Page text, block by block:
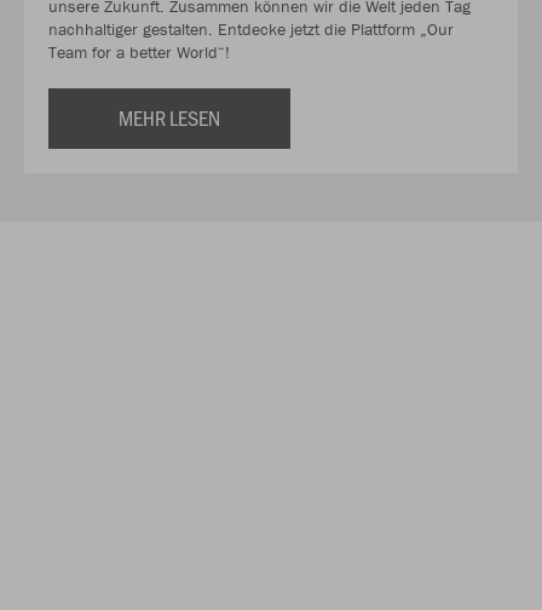
unsere Zukunft. Zusammen können wir die Welt jeden Tag
nachhaltiger gestalten. Entdecke jetzt die Plattform „Our
Team for a better World“!
MEHR LESEN